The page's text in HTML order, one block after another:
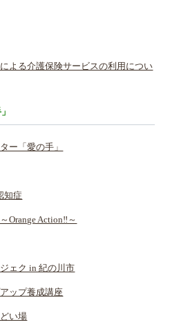
よる介護保険サービスの利用につい
ー「愛の手」
知症
Orange Action‼～
ェク in 紀の川市
ップ養成講座
い場